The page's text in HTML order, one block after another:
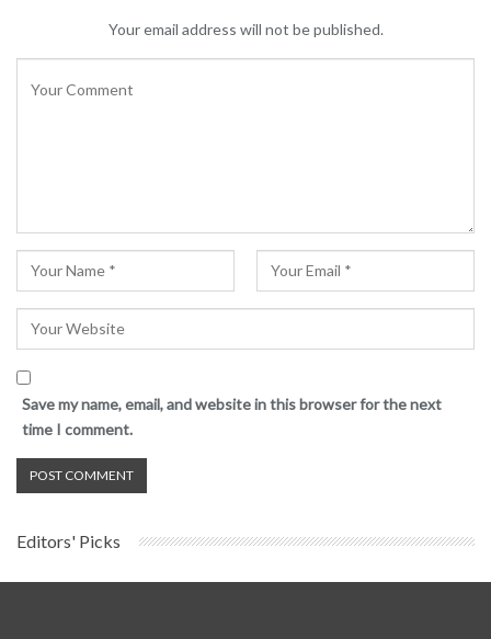
Your email address will not be published.
Save my name, email, and website in this browser for the next
time I comment.
Editors' Picks